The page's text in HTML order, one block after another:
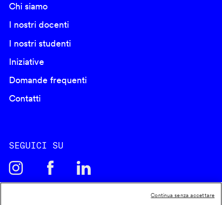
Chi siamo
I nostri docenti
I nostri studenti
Iniziative
Domande frequenti
Contatti
SEGUICI SU
Continua senza accettare